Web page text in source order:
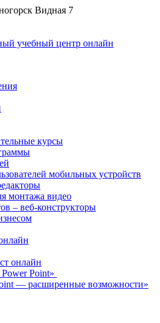
Видная 7
курсы
мобильных устройств
монтажа видео
– веб-конструкторы
онлайн
Point»
— расширенные возможности»